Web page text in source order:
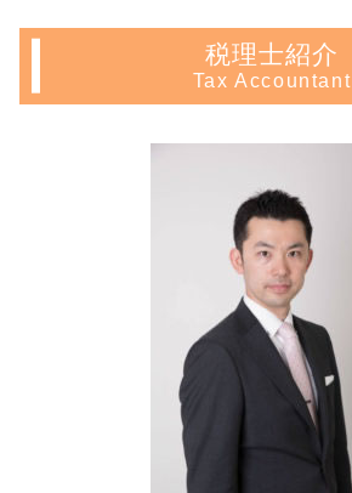
公正証書遺言 執行
自筆証書遺言 無効
相続税 申告 自分で
法定後見制度 とは
生前贈与 契約書
税務調査 反面調査
会社設立 費用 経費
合同会社 株式会社 違い
補助金 助成金 違い
住宅ローン控除 条件
アパート経営 確定申告
長期 譲渡所得
相続 不動産 売却 確定申告
住宅ローン 控除 年末調整
住宅ローン控除 確定申告
不動産所得 事業所得
青色 申告 不動産 所得 サラリーマン
不動産 所得 確定申告 しない
住宅ローン控除 計算
起業支援 文京区 相談
相続 千葉県 税理士
相続 神奈川県 相談
起業支援 神奈川県 税理士
生前対策 新宿区 税理士
生前対策 埼玉県 税理士
不動産 確定申告 埼玉県 会計士
起業支援 中野区 会計士
会社設立 埼玉県 会計士
不動産 確定申告 中野区 相談
会社設立 文京区 会計士
起業支援 神奈川県 相談
不動産 確定申告 埼玉県 税理士
税理士紹介
Tax Accountant